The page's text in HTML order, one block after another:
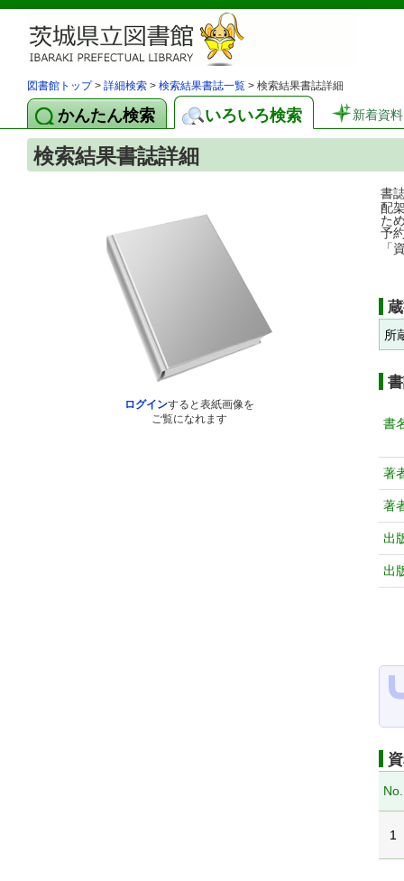
図書館トップ> 詳細検索 > 検索結果書誌一覧 > 検索結果書誌詳細
かんたん検索 いろいろ検索 新着資料
検索結果書誌詳細
ログインすると表紙画像を
ご覧になれます
書
配
た
予
「
所
書
著
著
出
出
No.
1